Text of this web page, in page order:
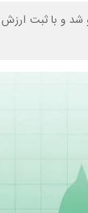
و با ثبت ارزش